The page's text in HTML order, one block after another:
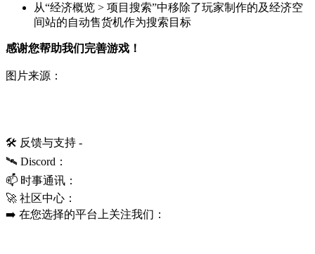
从“经济概览 > 项目搜索”中移除了玩家制作的及经济空
间站的自动售货机作为搜索目标
感谢您帮助我们完善游戏！
图片来源：
🛠️ 反馈与支持 -
🛰️ Discord：
📫 时事通讯：
🚀 社区中心：
➡️ 在您选择的平台上关注我们：